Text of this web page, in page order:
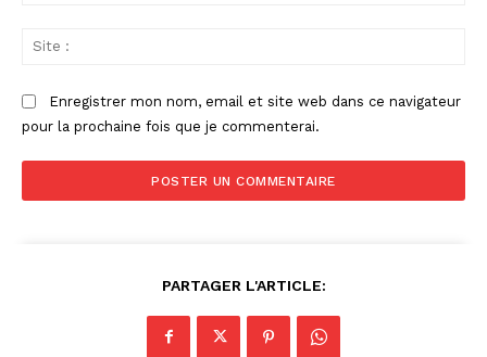
Enregistrer mon nom, email et site web dans ce navigateur
pour la prochaine fois que je commenterai.
PARTAGER L'ARTICLE: